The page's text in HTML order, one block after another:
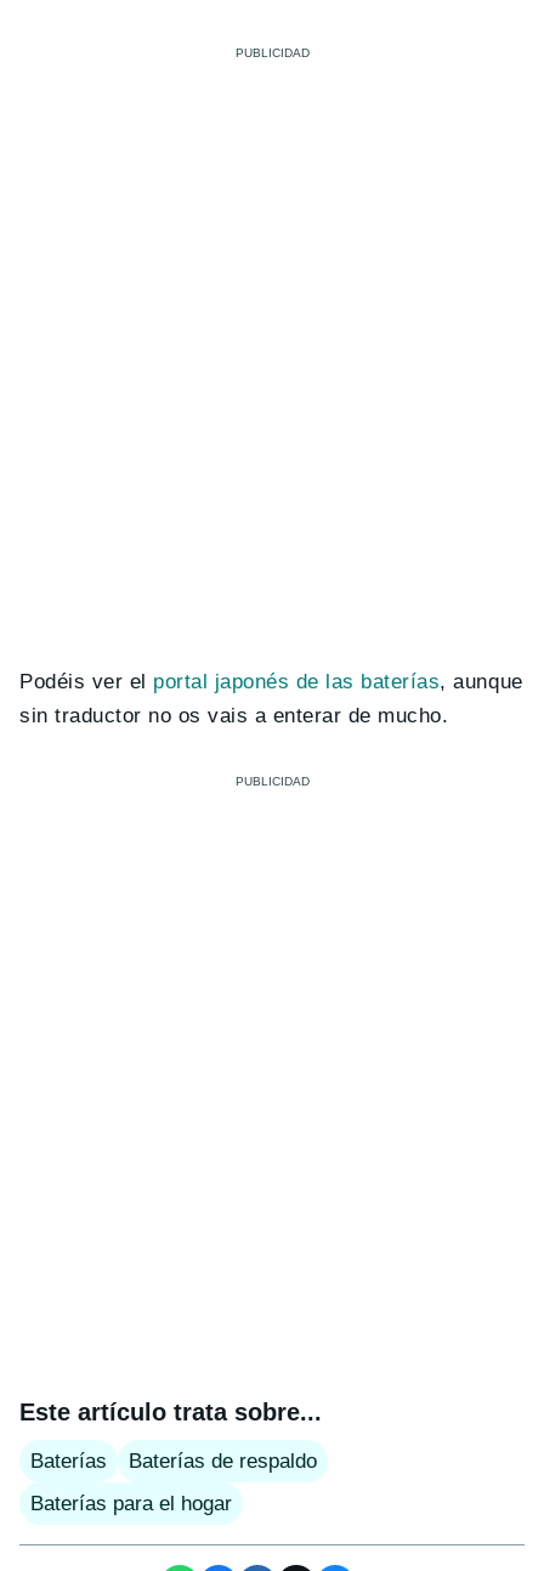
Podéis ver el portal japonés de las baterías, aunque
sin traductor no os vais a enterar de mucho.
Este artículo trata sobre...
Baterías
Baterías de respaldo
Baterías para el hogar